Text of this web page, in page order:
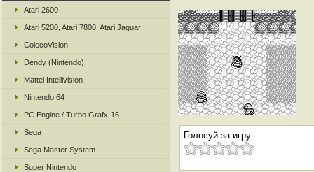
Atari 2600
Atari 5200, Atari 7800, Atari Jaguar
ColecoVision
Dendy (Nintendo)
Mattel Intellivision
Nintendo 64
PC Engine / Turbo Grafx-16
Sega
Sega Master System
Super Nintendo
Голосуй за игру: